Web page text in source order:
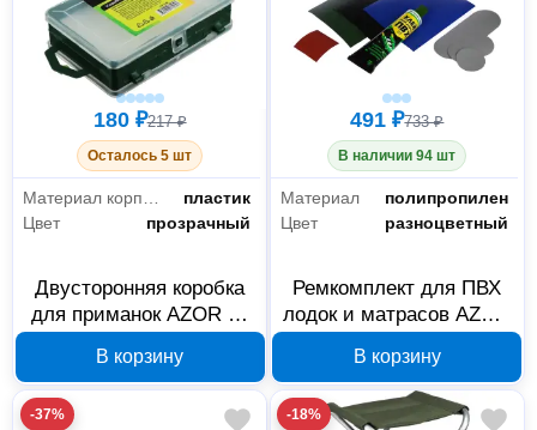
180 ₽217 ₽
Осталось 5 шт
Материал корпуса
пластик
Цвет
прозрачный
Двусторонняя коробка
для приманок AZOR 12
мм 127-048
В корзину
491 ₽733 ₽
В наличии 94 шт
Материал
полипропилен
Цвет
разноцветный
Ремкомплект для ПВХ
лодок и матрасов AZOR
В корзину
-37% -18%